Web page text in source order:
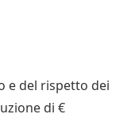
e del rispetto dei
di €